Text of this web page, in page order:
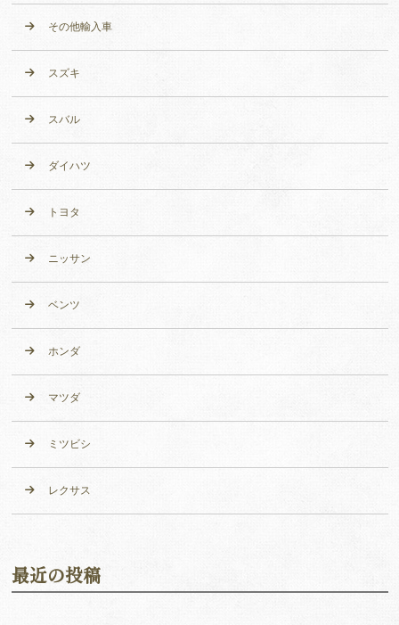
その他輸入車
スズキ
スバル
ダイハツ
トヨタ
ニッサン
ベンツ
ホンダ
マツダ
ミツビシ
レクサス
最近の投稿